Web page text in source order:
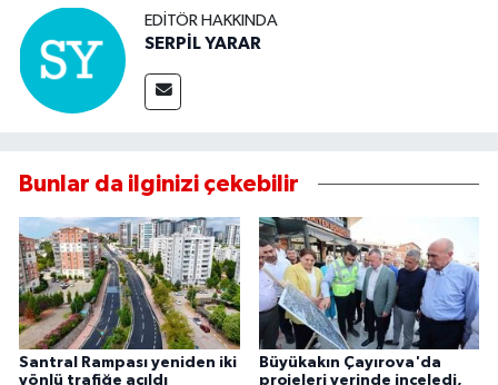
EDITÖR HAKKINDA
SERPİL YARAR
Bunlar da ilginizi çekebilir
Santral Rampası yeniden iki
yönlü trafiğe açıldı
Büyükakın Çayırova'da
projeleri yerinde inceledi,